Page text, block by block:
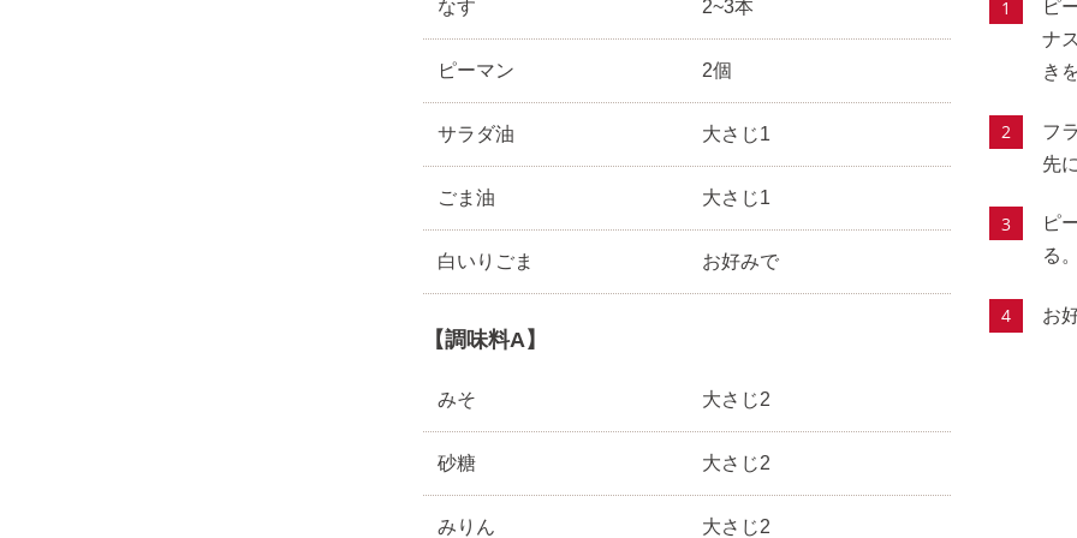
なす 2~3本
ピーマン 2個
サラダ油 大さじ1
ごま油 大さじ1
白いりごま お好みで
【調味料A】
みそ 大さじ2
砂糖 大さじ2
みりん 大さじ2
ピ
ナ
き
フ
先
ピ
る
お